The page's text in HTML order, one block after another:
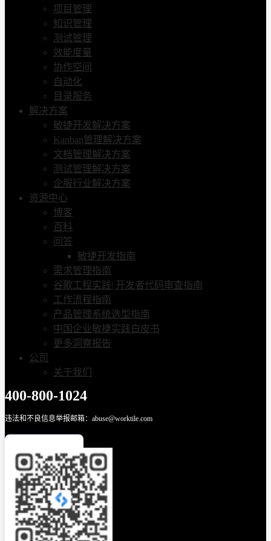
项目管理
知识管理
测试管理
效能度量
协作空间
自动化
目录服务
解决方案
敏捷开发解决方案
Kanban管理解决方案
文档管理解决方案
测试管理解决方案
企服行业解决方案
资源中心
博客
百科
问答
敏捷开发指南
需求管理指南
谷歌工程实践| 开发者代码审查指南
工作流程指南
产品管理系统选型指南
中国企业敏捷实践白皮书
更多洞察报告
公司
关于我们
400-800-1024
违法和不良信息举报邮箱：abuse@worktile.com